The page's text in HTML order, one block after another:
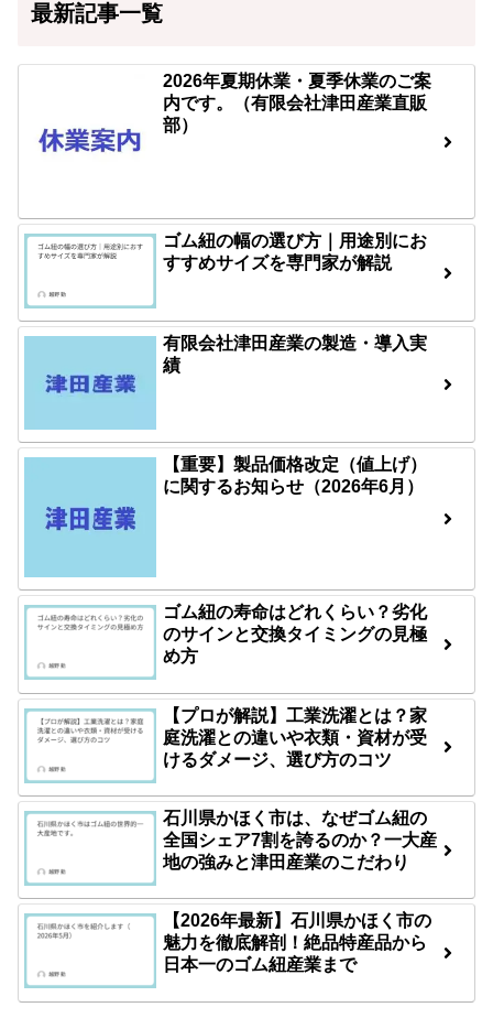
最新記事一覧
2026年夏期休業・夏季休業のご案
内です。（有限会社津田産業直販
部）
ゴム紐の幅の選び方｜用途別にお
すすめサイズを専門家が解説
有限会社津田産業の製造・導入実
績
【重要】製品価格改定（値上げ）
に関するお知らせ（2026年6月）
ゴム紐の寿命はどれくらい？劣化
のサインと交換タイミングの見極
め方
【プロが解説】工業洗濯とは？家
庭洗濯との違いや衣類・資材が受
けるダメージ、選び方のコツ
石川県かほく市は、なぜゴム紐の
全国シェア7割を誇るのか？一大産
地の強みと津田産業のこだわり
【2026年最新】石川県かほく市の
魅力を徹底解剖！絶品特産品から
日本一のゴム紐産業まで